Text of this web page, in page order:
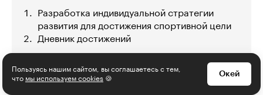
Разработка индивидуальной стратегии
развития для достижения спортивной цели
Дневник достижений
Пользуясь нашим сайтом, вы соглашаетесь с тем,
что мы используем cookies 🍪
Окей